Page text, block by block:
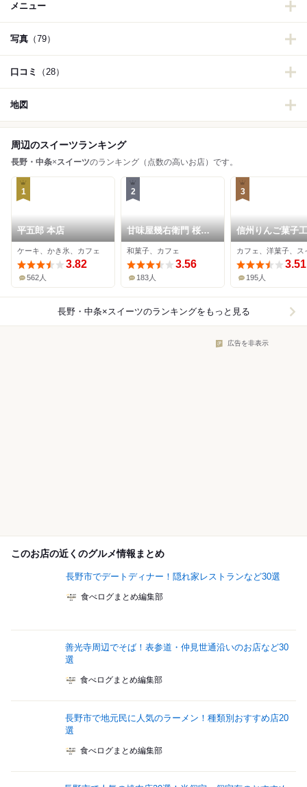
メニュー
写真 （79）
口コミ （28）
地図
周辺のスイーツランキング
長野・中条×スイーツのランキング（点数の高いお店）です。
1
平五郎 本店
ケーキ、かき氷、カフェ
3.82
562人
2
甘味屋幾右衛門 桜井
甘精堂 MIDORI長野店
和菓子、カフェ
3.56
183人
3
信州りんご菓子
BENI-BENI
カフェ、洋菓子、ス
3.51
195人
長野・中条×スイーツのランキングをもっと見る
広告を非表示
このお店の近くのグルメ情報まとめ
長野市でデートディナー！隠れ家レストランなど30選
食べログまとめ編集部
善光寺周辺でそば！表参道・仲見世通沿いのお店など30
選
食べログまとめ編集部
長野市で地元民に人気のラーメン！種類別おすすめ店20
選
食べログまとめ編集部